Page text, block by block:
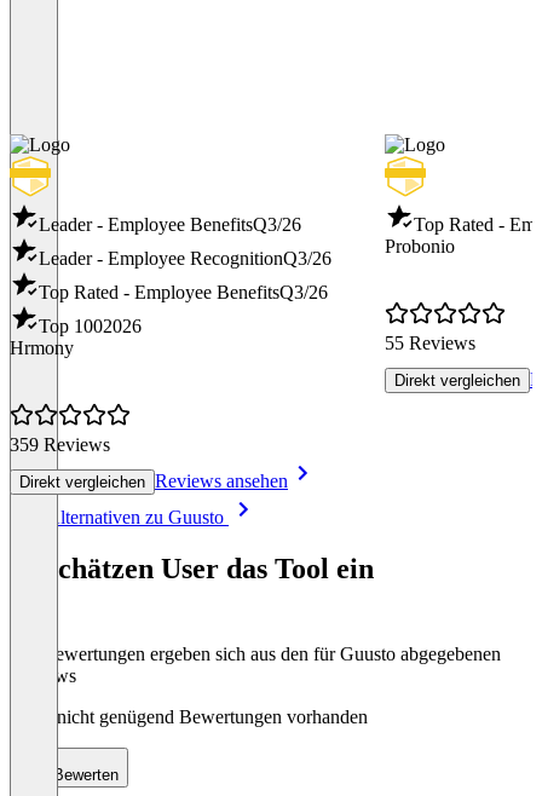
Leader - Employee BenefitsQ3/26
Leader - Employee RecognitionQ3/26
Top Rated - Employee BenefitsQ3/26
Top 1002026
Hrmony
359 Reviews
Direkt vergleichen Reviews ansehen
Top Rated -
Probonio
55 Reviews
Direkt vergleichen
Alle Alternativen zu Guusto
So schätzen User das Tool ein
Die Bewertungen ergeben sich aus den für Guusto abgegebenen
Reviews
Noch nicht genügend Bewertungen vorhanden
Bewerten